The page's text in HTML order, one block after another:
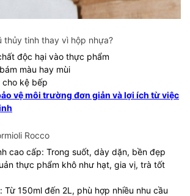
thủy tinh thay vì hộp nhựa?
độc hại vào thực phẩm
màu hay mùi
cho kệ bếp
vệ môi trường đơn giản và lợi ích từ việc
Rocco
cao cấp: Trong suốt, dày dặn, bền đẹp
thực phẩm khô như hạt, gia vị, trà tốt
150ml đến 2L, phù hợp nhiều nhu cầu